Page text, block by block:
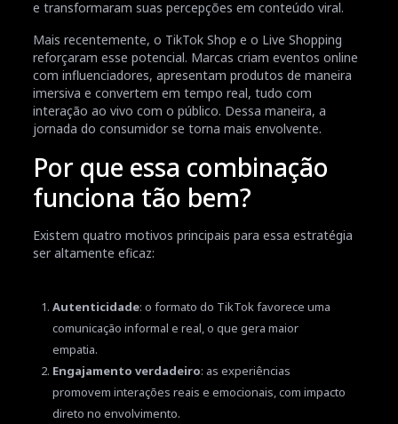
e transformaram suas percepções em conteúdo viral.
Mais recentemente, o TikTok Shop e o Live Shopping
reforçaram esse potencial. Marcas criam eventos online
com influenciadores, apresentam produtos de maneira
imersiva e convertem em tempo real, tudo com
interação ao vivo com o público. Dessa maneira, a
jornada do consumidor se torna mais envolvente.
Por que essa combinação
funciona tão bem?
Existem quatro motivos principais para essa estratégia
ser altamente eficaz:
Autenticidade: o formato do TikTok favorece uma
comunicação informal e real, o que gera maior
empatia.
Engajamento verdadeiro: as experiências
promovem interações reais e emocionais, com impacto
direto no envolvimento.